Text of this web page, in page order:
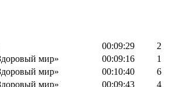
00:09:29 2
мир» 00:09:16 1
мир» 00:10:40 6
мир» 00:09:43 4